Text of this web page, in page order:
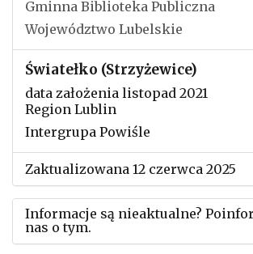
Gminna Biblioteka Publiczna
Województwo Lubelskie
Światełko (Strzyżewice)
data założenia listopad 2021
Region Lublin
Intergrupa Powiśle
Zaktualizowana 12 czerwca 2025
Informacje są nieaktualne?
nas o tym.